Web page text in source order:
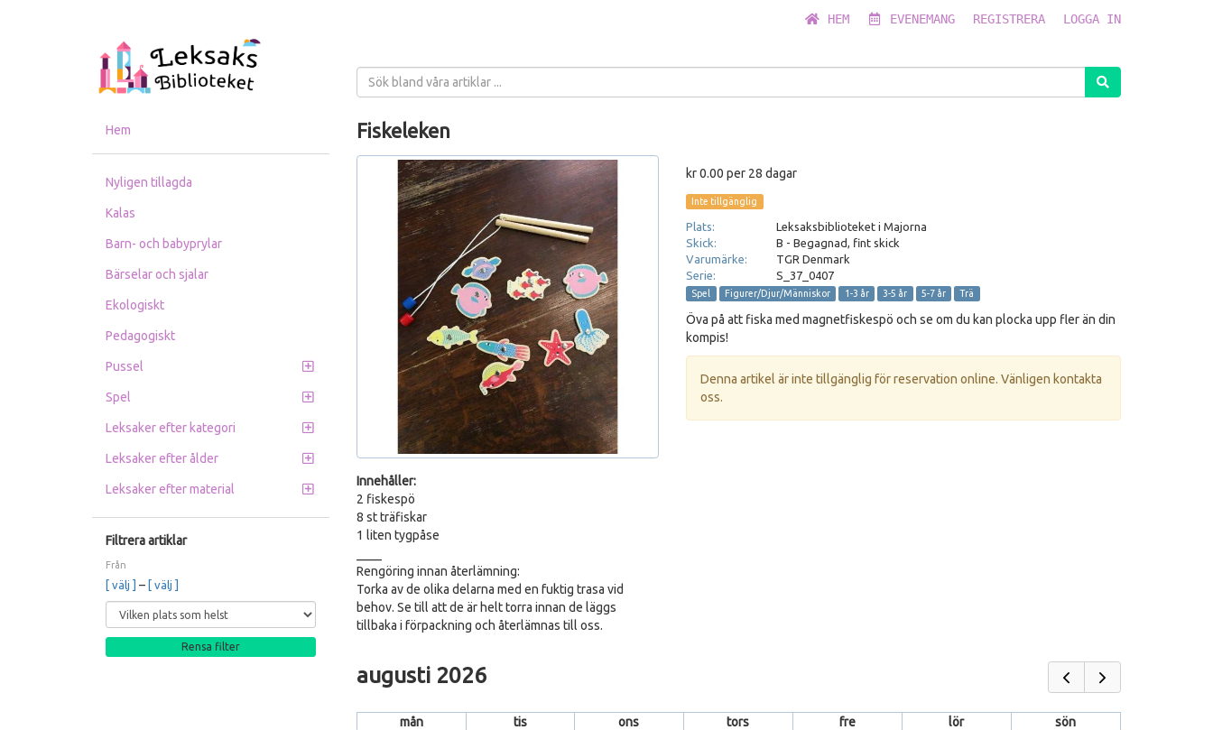
HEM EVENEMANG REGISTRERA LOGGA IN
Hem
Nyligen tillagda
Kalas
Barn- och babyprylar
Bärselar och sjalar
Ekologiskt
Pedagogiskt
Pussel
Spel
Leksaker efter kategori
Leksaker efter ålder
Leksaker efter material
Filtrera artiklar
Från
[ välj ] – [ välj ]
Rensa filter
Fiskeleken
Innehåller:
2 fiskespö
8 st träfiskar
1 liten tygpåse
Rengöring innan återlämning:
Torka av de olika delarna med en fuktig trasa vid
behov. Se till att de är helt torra innan de läggs
tillbaka i förpackning och återlämnas till oss.
kr 0.00 per 28 dagar
Inte tillgänglig
Plats:
Leksaksbiblioteket i Majorna
Skick:
B - Begagnad, fint skick
Varumärke:
TGR Denmark
Serie:
S_37_0407
Spel Figurer/Djur/Människor 1-3 år 3-5 år 5-7 år Trä
Öva på att fiska med magnetfiskespö och se om du kan plocka upp fler än din
kompis!
Denna artikel är inte tillgänglig för reservation online. Vänligen kontakta
oss.
augusti 2026
mån tis ons tors fre lör
sön